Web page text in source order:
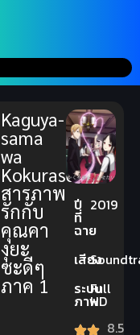
Kaguya-
sama
wa
Kokurasetai
สารภาพ
รักกับ
คุณคา
งุยะ
ซะดีๆ
ภาค 1
ปี
ที่
ฉาย
2019
เสียง
ระบบ
ภาพ
Full
HD
8.5